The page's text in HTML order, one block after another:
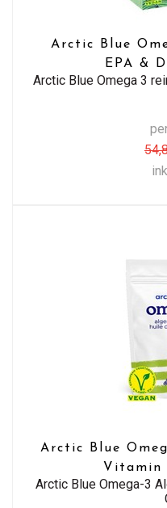
Arctic Blue
EPA &
Arctic Blue Omega 3
Arctic Blue
Vitamin
Arctic Blue Omega-3